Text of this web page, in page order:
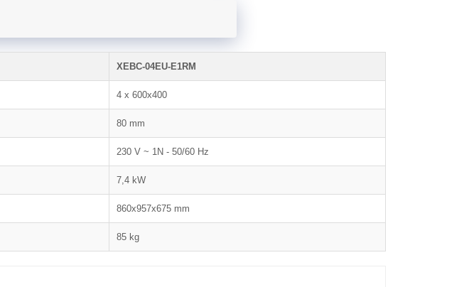
XEBC-04EU-E1RM
4 x 600x400
80 mm
230 V ~ 1N - 50/60 Hz
7,4 kW
860x957x675 mm
85 kg